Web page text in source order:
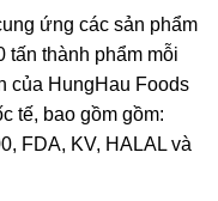
ứng các sản phẩm
tấn thành phẩm mỗi
của HungHau Foods
tế, bao gồm gồm:
FDA, KV, HALAL và